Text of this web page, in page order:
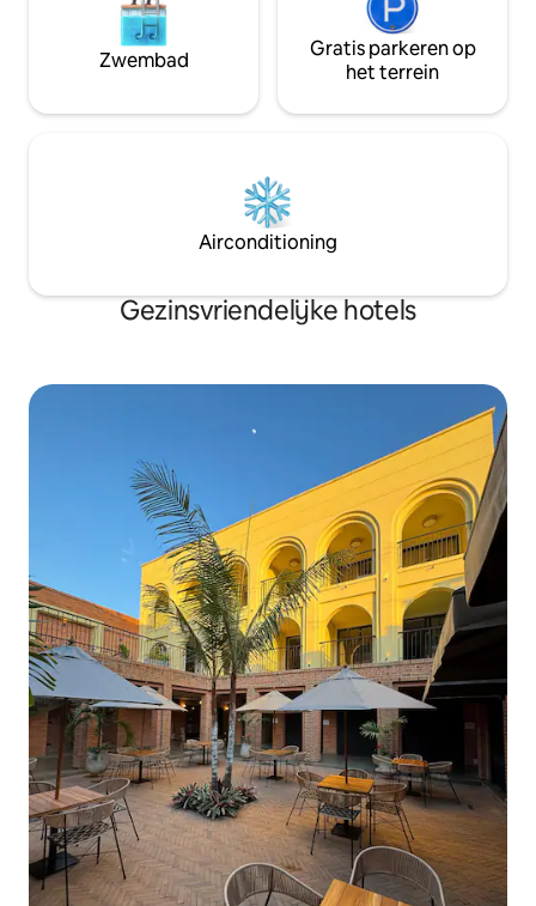
Zwembad
Gratis parkeren op
het terrein
Airconditioning
Gezinsvriendelijke hotels